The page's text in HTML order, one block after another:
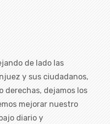
de lado las
y sus ciudadanos,
derechas, dejamos los
mejorar nuestro
diario y